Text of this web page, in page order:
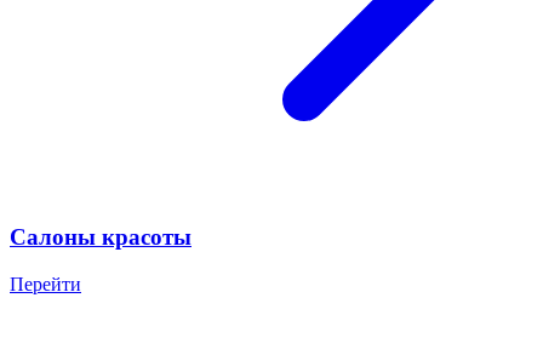
Салоны красоты
Перейти